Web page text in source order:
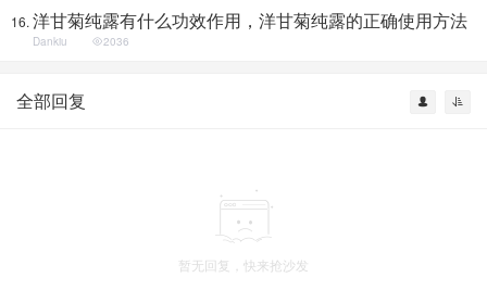
洋甘菊纯露有什么功效作用，洋甘菊纯露的正确使用方法
Dankiu 2036
全部回复
暂无回复，快来抢沙发